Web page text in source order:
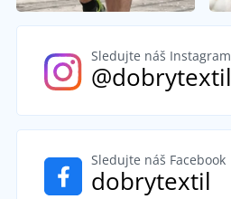
Sledujte náš Instagram
@dobrytextil
Sledujte náš Facebook
dobrytextil